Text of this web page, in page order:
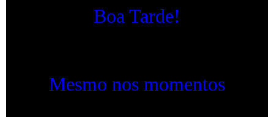
Boa Tarde!
Mesmo nos momentos